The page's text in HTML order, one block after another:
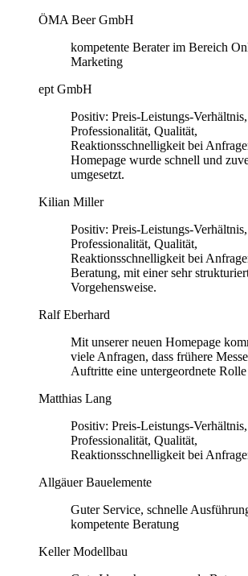
ÖMA Beer GmbH
kompetente Berater im Bereich
Marketing
ept GmbH
Positiv: Preis-Leistungs-Verhältnis,
Professionalität, Qualität,
Reaktionsschnelligkeit bei
Homepage wurde schnell und
umgesetzt.
Kilian Miller
Positiv: Preis-Leistungs-Verhältnis,
Professionalität, Qualität,
Reaktionsschnelligkeit bei
Beratung, mit einer sehr
Vorgehensweise.
Ralf Eberhard
Mit unserer neuen Homepage
viele Anfragen, dass frühere
Auftritte eine untergeordnete Rolle
Matthias Lang
Positiv: Preis-Leistungs-Verhältnis,
Professionalität, Qualität,
Reaktionsschnelligkeit bei
Allgäuer Bauelemente
Guter Service, schnelle
kompetente Beratung
Keller Modellbau